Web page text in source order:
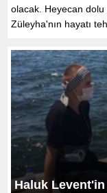
olacak. Heyecan
Züleyha'nın hayatı
Haluk Levent'in